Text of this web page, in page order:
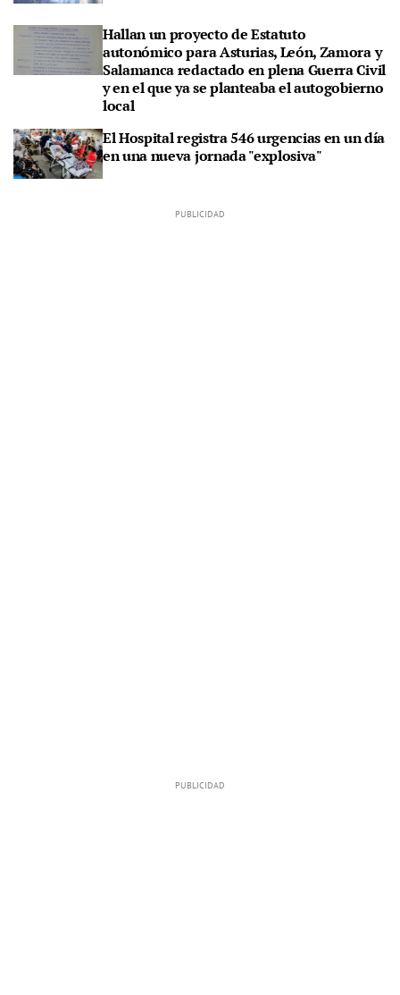
Hallan un proyecto de Estatuto
autonómico para Asturias, León, Zamora y
Salamanca redactado en plena Guerra Civil
y en el que ya se planteaba el autogobierno
local
El Hospital registra 546 urgencias en un día
en una nueva jornada "explosiva"